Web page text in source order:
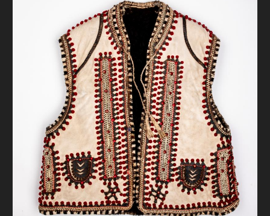
ОНЛАЙН-КРАМНИЦЯ
ПІДТРИМАТИ